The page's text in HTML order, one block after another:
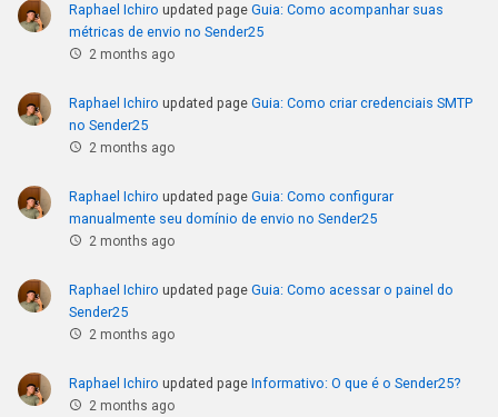
Raphael Ichiro updated page Guia: Como acompanhar suas
métricas de envio no Sender25
2 months ago
Raphael Ichiro updated page Guia: Como criar credenciais SMTP
no Sender25
2 months ago
Raphael Ichiro updated page Guia: Como configurar
manualmente seu domínio de envio no Sender25
2 months ago
Raphael Ichiro updated page Guia: Como acessar o painel do
Sender25
2 months ago
Raphael Ichiro updated page Informativo: O que é o Sender25?
2 months ago